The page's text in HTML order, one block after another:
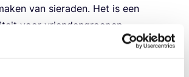
van sie­ra­den. Het is een
voor vrien­den­groe­pen,
moe­der-doch­ter momen­ten of
lek­ker cre­a­tief bezig te zijn.